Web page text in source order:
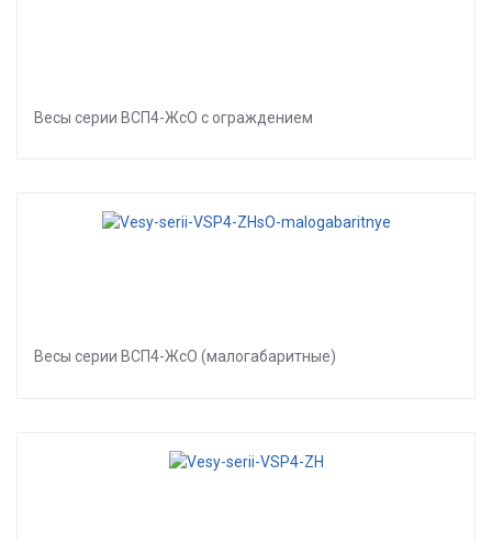
Весы серии ВСП4-ЖсО с ограждением
Весы серии ВСП4-ЖсО (малогабаритные)